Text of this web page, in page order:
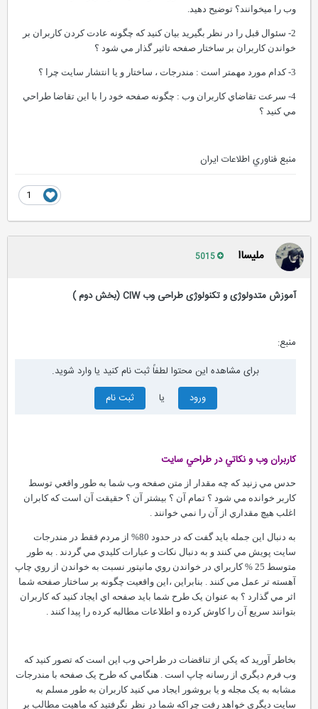
وب را ميخوانند؟ توضيح دهيد.
2- سئوال قبل را در نظر بگيريد بيان کنيد که چگونه عادت کردن کاربران بر
خواندن کاربران بر ساختار صفحه تاثير گذار مي شود ؟
4- سرعت تقاضاي کاربران وب : چگونه صفحه خود را با اين تقاضا طراحي
مي کنيد ؟
منبع فناوري اطلاعات ايران
ملیساا
آموزش متدولوژی و تکنولوژی طراحی وب CIW (بخش دوم )
منبع:
برای مشاهده این محتوا لطفاً ثبت نام کنید یا وارد شوید.
ورود
ثبت نام
کاربران وب و نکاتي در طراحي سايت
حدس مي زنيد که چه مقدار از متن صفحه وب شما به طور واقعي توسط
کاربر خوانده مي شود ؟ تمام آن ؟ بيشتر آن ؟ حقيقت آن است که کابران
اغلب هيچ مقداري از آن را نمي خوانند .
به دنبال اين جمله بايد گفت که در حدود 80% از مردم فقط در مندرجات
سايت پويش مي کنند و به دنبال نکات و عبارات کليدي مي گردند . به طور
متوسط 25 % کاربراي در خواندن روي مانيتور نسبت به خواندن از روي چاپ
آهسته تر عمل مي کنند . بنابراين ،اين واقعيت چگونه بر ساختار صفحه شما
اثر مي گذارد ؟ به عنوان يک طرح شما بايد صفحه اي ايجاد کنيد که کاربران
بتوانند سريع آن را کاوش کرده و اطلاعات مطالبه کرده را پيدا کنند .
بخاطر آوريد که يکي از تناقضات در طراحي وب اين است که تصور کنيد که
وب فرم ديگري از رسانه چاپ است . هنگامي که طرح يک صفحه با مندرجات
مشابه به يک مجله و يا بروشور ايجاد مي کنيد کاربران به طور مسلم به
سايت ديگري خواهد رفت چراکه شما در نظر نگرفتيد که ماهيت مطالب بر